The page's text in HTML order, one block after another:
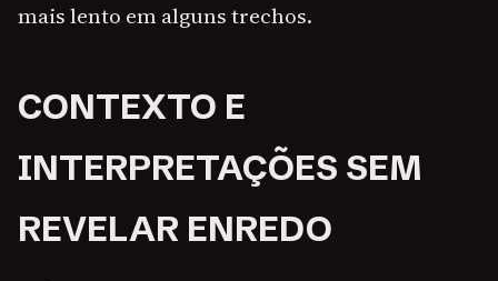
mais lento em alguns trechos.
CONTEXTO E
INTERPRETAÇÕES SEM
REVELAR ENREDO